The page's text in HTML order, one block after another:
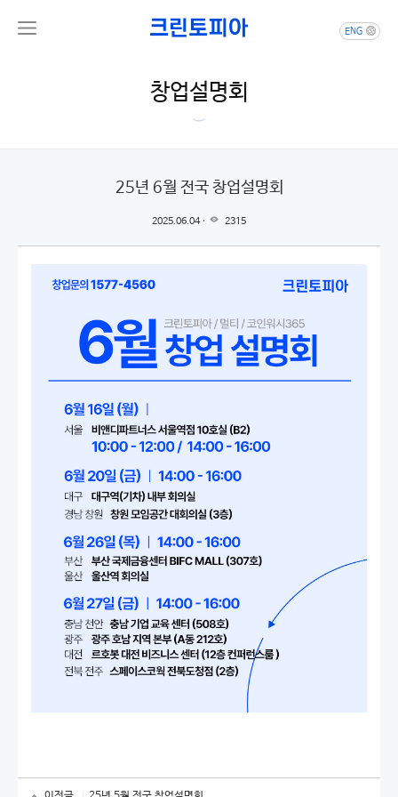
ENG
창업설명회
25년 6월 전국 창업설명회
2025.06.04 · 2315